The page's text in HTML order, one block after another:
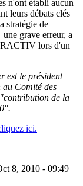
n'ont établi aucun
leurs débats clés
stratégie de
grave erreur, a
lors d'un
est le président
Comité des
de la
ici.
8, 2010 - 09:49